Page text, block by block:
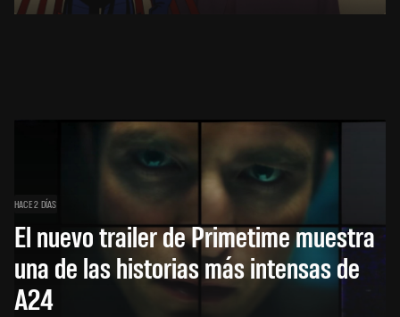
HACE 2 DÍAS
El nuevo trailer de Primetime muestra
una de las historias más intensas de
A24